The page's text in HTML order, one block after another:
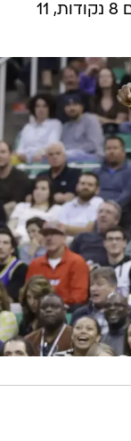
רונדו לא היה רחוק מטריפל דאבל עם 8 נקודות, 11